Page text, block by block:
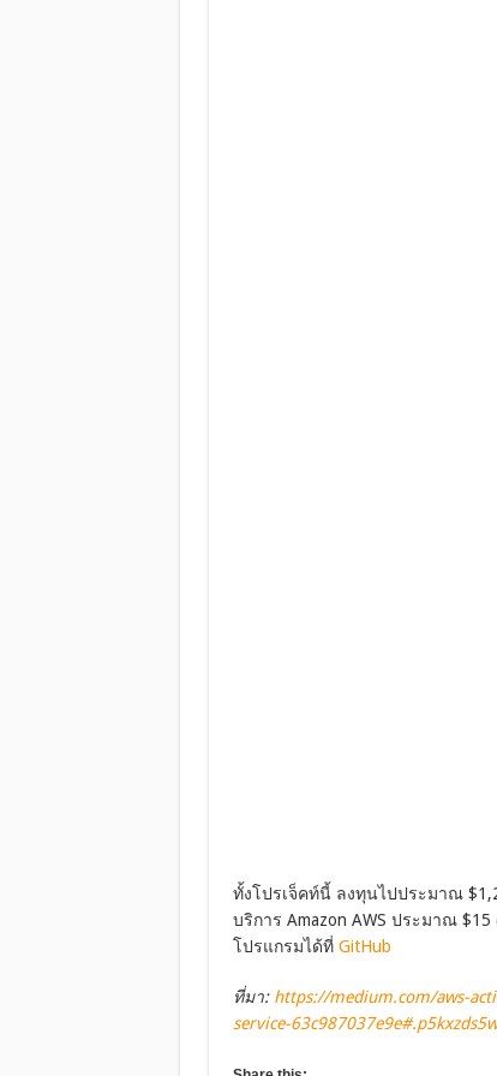
ทั้งโปรเจ็คท์นี้ ลงทุนไปประมาณ
บริการ Amazon AWS ประมาณ
โปรแกรมได้ที่ GitHub
ที่มา: https://medium.com/aws-
service-63c987037e9e#.p5kxzds5w